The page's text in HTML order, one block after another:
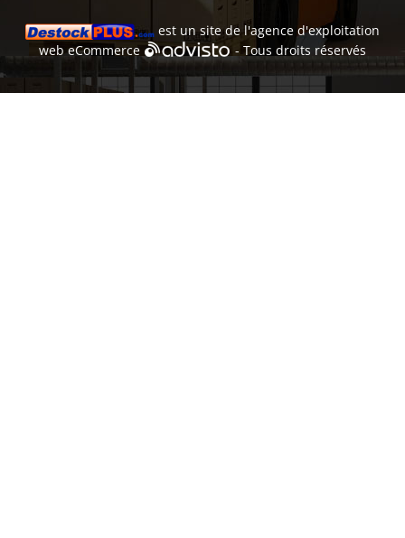
est un site de l'agence d'exploitation
webeCommerce - Tous droits réservés